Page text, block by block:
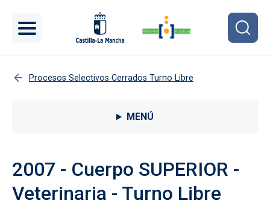
Procesos Selectivos Cerrados Turno Libre
Menú lateral Procesos selectivos
MENÚ
2007 - Cuerpo SUPERIOR -
Veterinaria - Turno Libre